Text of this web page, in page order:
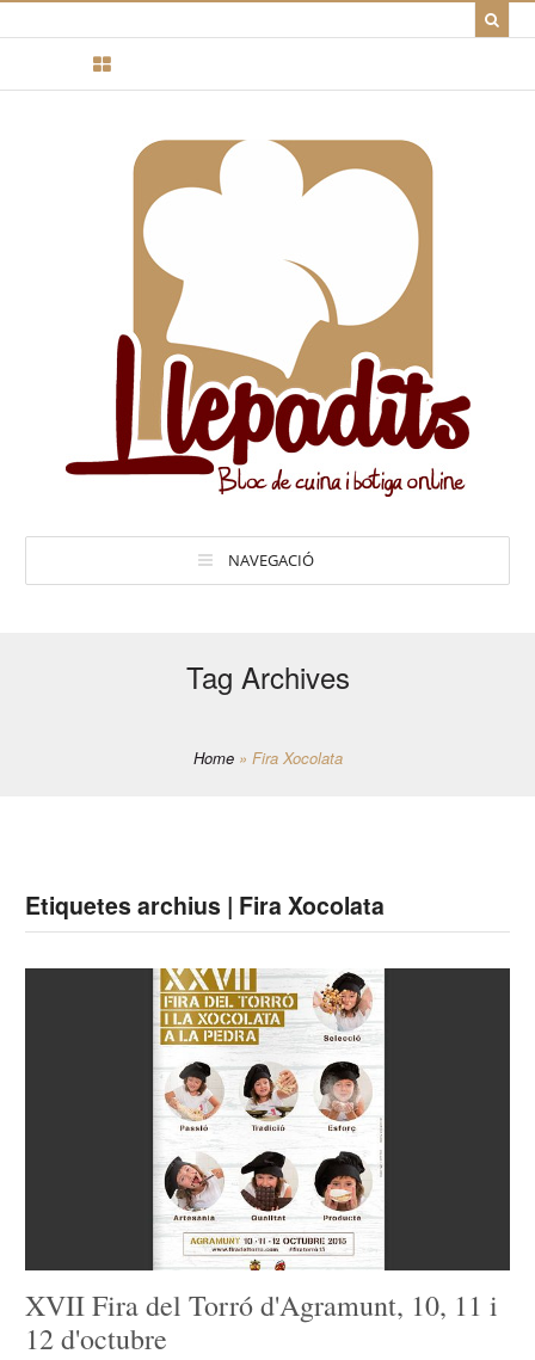
NAVEGACIÓ
Tag Archives
Home » Fira Xocolata
Etiquetes archius | Fira Xocolata
XVII Fira del Torró d'Agramunt, 10, 11 i
12 d'octubre